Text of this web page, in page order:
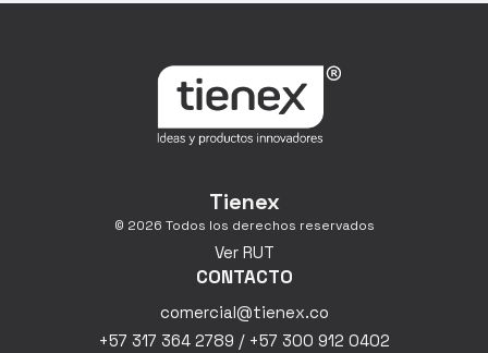
Tienex
© 2026 Todos los derechos reservados
Ver RUT
CONTACTO
comercial@tienex.co
+57 317 364 2789 / +57 300 912 0402